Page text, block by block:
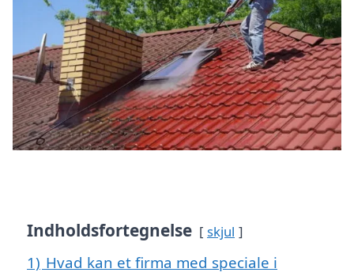
Indholdsfortegnelse skjul
1) Hvad kan et firma med speciale i